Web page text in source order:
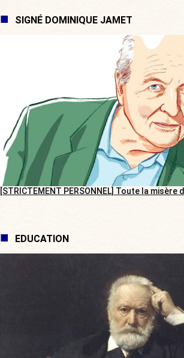
SIGNÉ DOMINIQUE JAMET
[STRICTEMENT PERSONNEL] Toute la misère
EDUCATION